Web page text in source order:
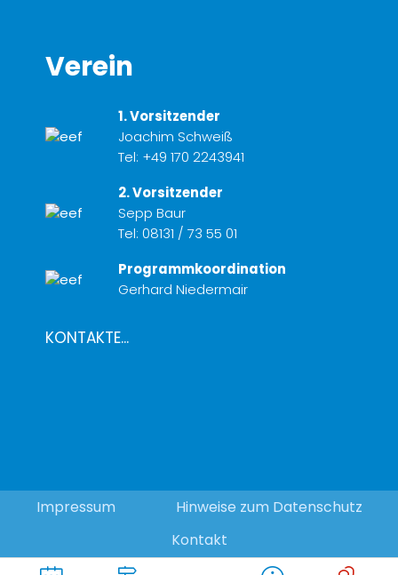
Verein
1. Vorsitzender
Joachim Schweiß
Tel: +49 170 2243941
2. Vorsitzender
Sepp Baur
Tel: 08131 / 73 55 01
Programmkoordination
Gerhard Niedermair
KONTAKTE...
Impressum
Hinweise zum Datenschutz
Kontakt